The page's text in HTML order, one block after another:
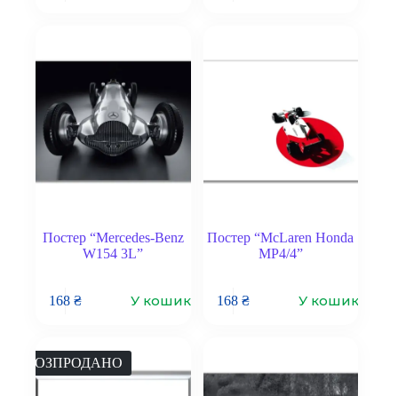
Постер “Mercedes-Benz
W154 3L”
168₴ У кошик
Постер “McLaren Honda
MP4/4”
168 ₴ У кошик
РОЗПРОДАНО